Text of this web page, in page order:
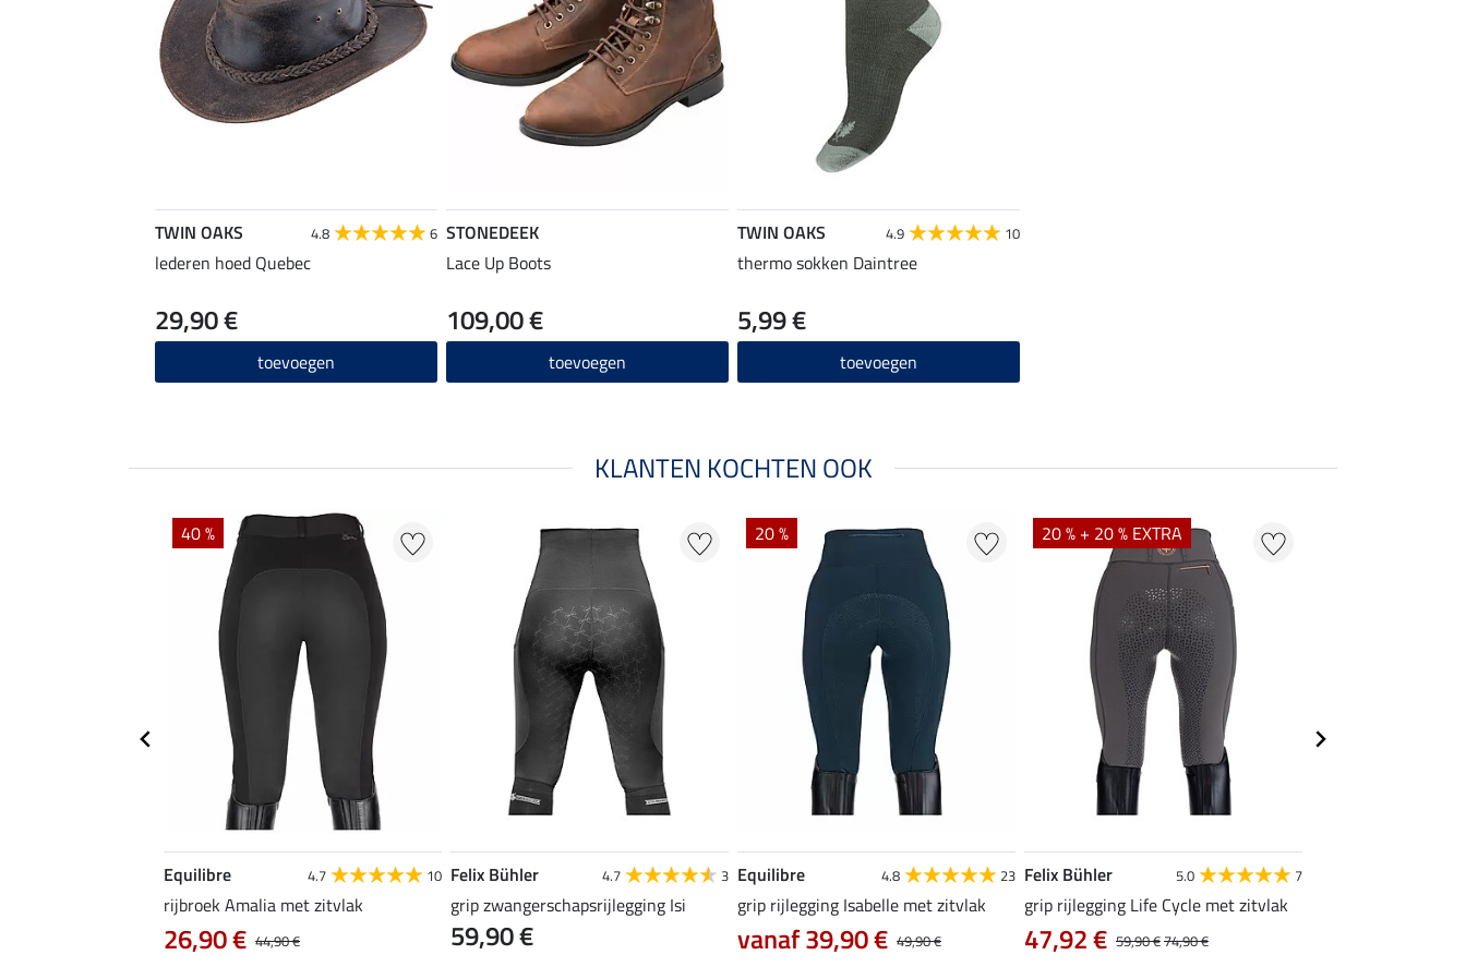
TWIN OAKS 4.8 6
lederen hoed Quebec
29,90 €
toevoegen
STONEDEEK
Lace Up Boots
109,00 €
toevoegen
TWIN OAKS 4.9 10
thermo sokken Daintree
5,99 €
toevoegen
KLANTEN KOCHTEN OOK
40 %
Equilibre 4.7 10
rijbroek Amalia met zitvlak
44,90 €
26,90 €
Felix Bühler 4.7 3
grip zwangerschapsrijlegging Isi
59,90 €
20 %
Equilibre 4.8 23
grip rijlegging Isabelle met zitvlak
49,90 €
vanaf 39,90 €
20 % + 20 % EXTRA
Felix Bühler 5.0 7
grip rijlegging Life Cycle met zitvlak
59,90 €74,90 €
47,92 €